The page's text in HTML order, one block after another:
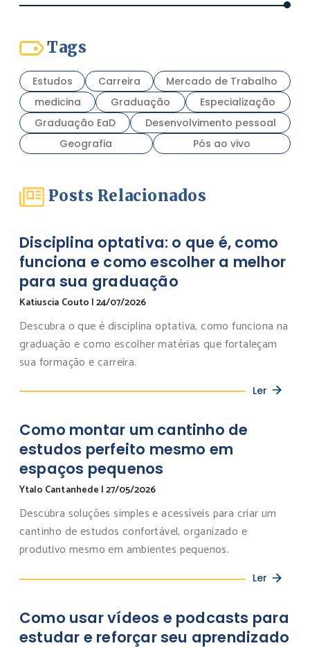
Tags
Estudos Carreira
Mercado de Trabalho
medicina
Graduação
Especialização
Graduação EaD
Desenvolvimento pessoal
Geografia
Pós ao vivo
Posts Relacionados
Disciplina optativa: o que é, como
funciona e como escolher a melhor
para sua graduação
Katiuscia Couto |24/07/2026
Descubra o que é disciplina optativa, como funciona na
graduação e como escolher matérias que fortaleçam
sua formação e carreira.
Ler
Como montar um cantinho de
estudos perfeito mesmo em
espaços pequenos
Ytalo Cantanhede |27/05/2026
Descubra soluções simples e acessíveis para criar um
cantinho de estudos confortável, organizado e
produtivo mesmo em ambientes pequenos.
Ler
Como usar vídeos e podcasts para
estudar e reforçar seu aprendizado